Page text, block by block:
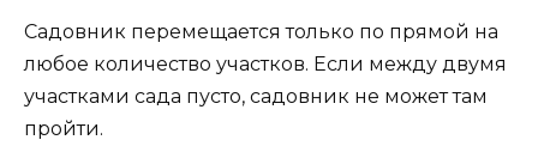
Садовник перемещается только по прямой на
любое количество участков. Если между двумя
участками сада пусто, садовник не может там
пройти.